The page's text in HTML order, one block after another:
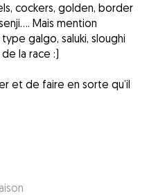
cockers, golden, border
Mais mention
galgo, saluki, sloughi
la race :)
et de faire en sorte qu’il